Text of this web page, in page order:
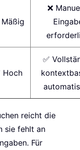
❌
Hoch
✅
reicht die
sie fehlt an
Für